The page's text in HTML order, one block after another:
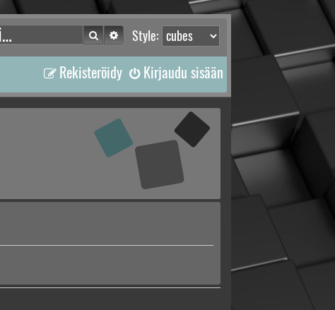
Style:
Etsi Tarkennettu haku
Kirjaudu sisään
Rekisteröidy